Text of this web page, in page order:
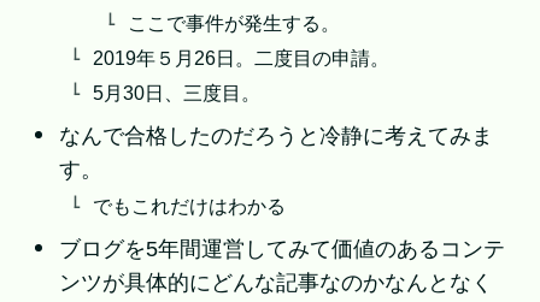
ここで事件が発生する。
2019年５月26日。二度目の申請。
5月30日、三度目。
なんで合格したのだろうと冷静に考えてみま
す。
でもこれだけはわかる
ブログを5年間運営してみて価値のあるコンテ
ンツが具体的にどんな記事なのかなんとなく